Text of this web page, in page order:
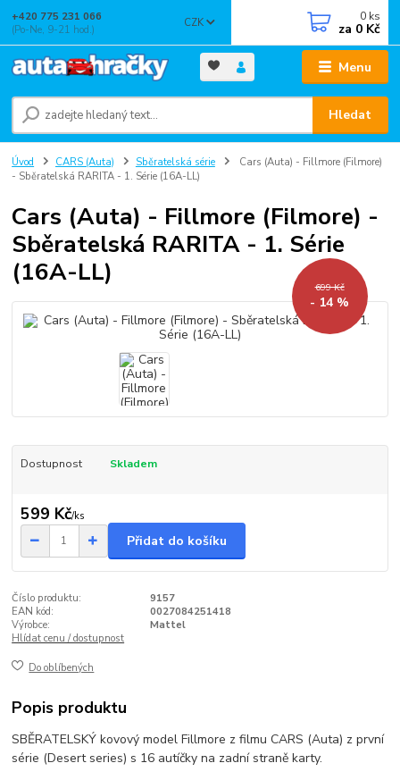
Menu
CZK
Hledat
+420 775 231 066
(Po-Ne, 9-21 hod.)
0 ks
za 0 Kč
Úvod CARS (Auta) Sběratelská série
Cars (Auta) - Fillmore (Filmore)
- Sběratelská RARITA - 1. Série (16A-LL)
Cars (Auta) - Fillmore (Filmore) -
Sběratelská RARITA - 1. Série
(16A-LL)
699 Kč
- 14 %
Dostupnost Skladem
599 Kč/ks
Přidat do košíku
Číslo produktu:
9157
EAN kód:
0027084251418
Výrobce:
Mattel
Hlídat cenu / dostupnost
Do oblíbených
Popis produktu
SBĚRATELSKÝ kovový model Fillmore z filmu CARS (Auta) z první
série (Desert series) s 16 autíčky na zadní straně karty.